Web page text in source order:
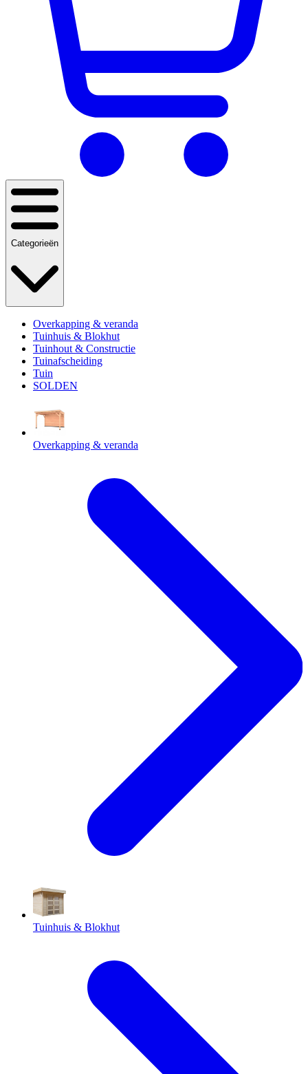
Categorieën
Overkapping & veranda
Tuinhuis & Blokhut
Tuinhout & Constructie
Tuinafscheiding
Tuin
SOLDEN
Overkapping & veranda
Tuinhuis & Blokhut